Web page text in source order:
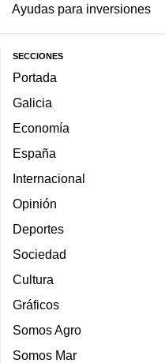
Ayudas para inversiones
SECCIONES
Portada
Galicia
Economía
España
Internacional
Opinión
Deportes
Sociedad
Cultura
Gráficos
Somos Agro
Somos Mar